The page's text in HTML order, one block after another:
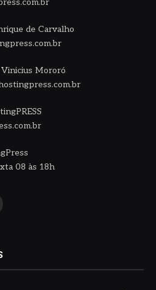
de Carvalho
Mororó
08 às 18h